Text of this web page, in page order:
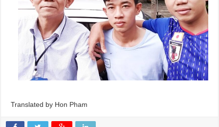
Translated by Hon Pham